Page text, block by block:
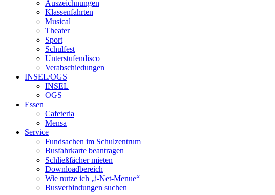
Auszeichnungen
Klassenfahrten
Musical
Theater
Sport
Schulfest
Unterstufendisco
Verabschiedungen
INSEL/OGS
INSEL
OGS
Essen
Cafeteria
Mensa
Service
Fundsachen im Schulzentrum
Busfahrkarte beantragen
Schließfächer mieten
Downloadbereich
Wie nutze ich „i-Net-Menue“
Busverbindungen suchen